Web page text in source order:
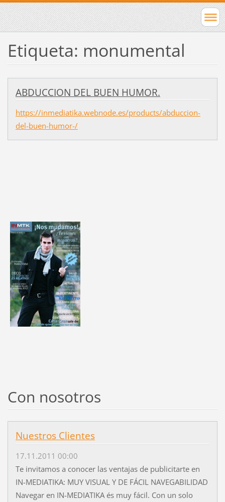
Etiqueta: monumental
ABDUCCION DEL BUEN HUMOR.
https://inmediatika.webnode.es/products/abduccion-
del-buen-humor-/
Con nosotros
Nuestros Clientes
17.11.2011 00:00
Te invitamos a conocer las ventajas de publicitarte en
IN-MEDIATIKA: MUY VISUAL Y DE FÁCIL NAVEGABILIDAD
Navegar en IN-MEDIATIKA és muy fácil. Con un solo